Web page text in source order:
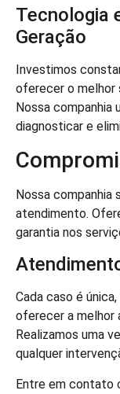
Tecnologia
Geração
Investimos
oferecer o melhor
Nossa companhia
diagnosticar e
Nossa
atendimento.
garantia nos
Cada caso é
oferecer a melhor
Realizamos uma
qualquer
Entre em contato